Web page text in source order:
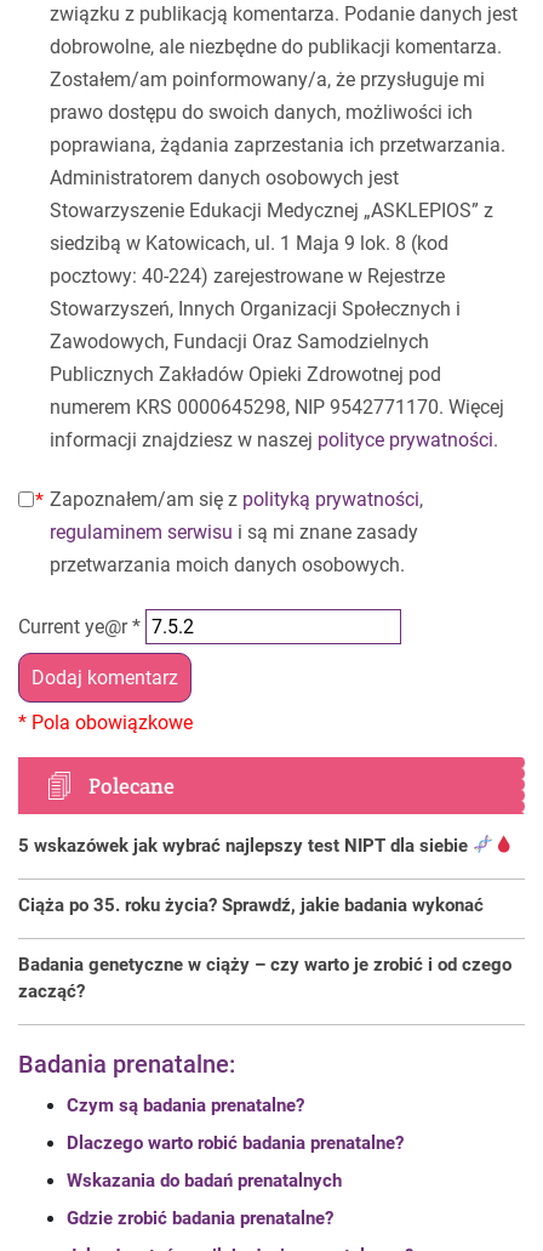
związku z publikacją komentarza. Podanie danych jest
dobrowolne, ale niezbędne do publikacji komentarza.
Zostałem/am poinformowany/a, że przysługuje mi
prawo dostępu do swoich danych, możliwości ich
poprawiana, żądania zaprzestania ich przetwarzania.
Administratorem danych osobowych jest
Stowarzyszenie Edukacji Medycznej „ASKLEPIOS” z
siedzibą w Katowicach, ul. 1 Maja 9 lok. 8 (kod
pocztowy: 40-224) zarejestrowane w Rejestrze
Stowarzyszeń, Innych Organizacji Społecznych i
Zawodowych, Fundacji Oraz Samodzielnych
Publicznych Zakładów Opieki Zdrowotnej pod
numerem KRS 0000645298, NIP 9542771170. Więcej
informacji znajdziesz w naszej polityce prywatności.
Zapoznałem/am się z polityką prywatności,
regulaminem serwisu i są mi znane zasady
przetwarzania moich danych osobowych.
Current ye@r*
Polecane
5 wskazówek jak wybrać najlepszy test NIPT dla siebie
Ciąża po 35. roku życia? Sprawdź, jakie badania wykonać
Badania genetyczne w ciąży – czy warto je zrobić i od czego
zacząć?
Badania prenatalne:
Czym są badania prenatalne?
Dlaczego warto robić badania prenatalne?
Wskazania do badań prenatalnych
Gdzie zrobić badania prenatalne?